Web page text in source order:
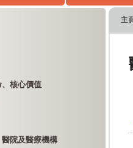
核心價值
院及醫療機構
主